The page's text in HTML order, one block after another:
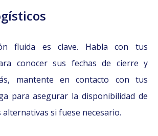
fluida es clave. Habla con tus
conocer sus fechas de cierre y
mantente en contacto con tus
para asegurar la disponibilidad de
si fuese necesario.